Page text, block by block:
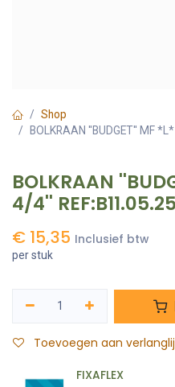
Shop
BOLKRAAN ''BUDGET'' MF
BOLKRAAN
4/4''
€ 15,35 Inclusief btw
per stuk
Toevoegen aan
FIXAFLEX